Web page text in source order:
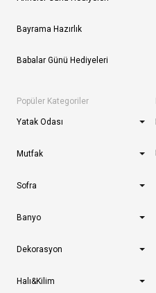
Bayrama Hazırlık
Babalar Günü Hediyeleri
Popüler Kategoriler
Yatak Odası
Mutfak
Sofra
Banyo
Dekorasyon
Halı&Kilim